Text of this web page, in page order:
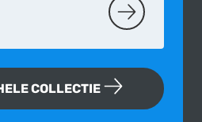
MEER OVER
COLLECTIE